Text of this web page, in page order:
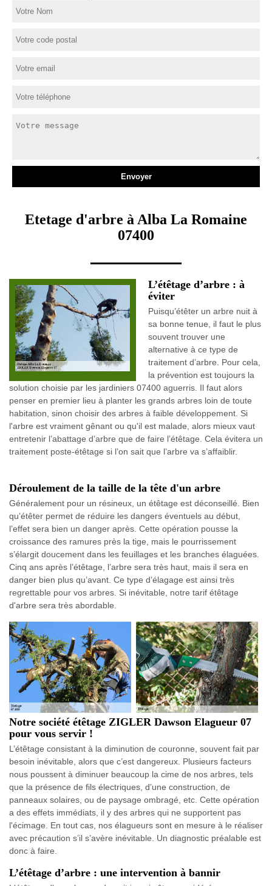
Etetage d'arbre à Alba La Romaine
07400
L’étêtage d’arbre : à
éviter
Puisqu’étêter un arbre nuit à
sa bonne tenue, il faut le plus
souvent trouver une
alternative à ce type de
traitement d’arbre. Pour cela,
la prévention est toujours la
solution choisie par les jardiniers 07400 aguerris. Il faut alors
penser en premier lieu à planter les grands arbres loin de toute
habitation, sinon choisir des arbres à faible développement. Si
l'arbre est vraiment gênant ou qu'il est malade, alors mieux vaut
entretenir l’abattage d’arbre que de faire l’étêtage. Cela évitera un
traitement poste-étêtage si l’on sait que l’arbre va s’affaiblir.
Déroulement de la taille de la tête d'un arbre
Généralement pour un résineux, un étêtage est déconseillé. Bien
qu’étêter permet de réduire les dangers éventuels au début,
l’effet sera bien un danger après. Cette opération pousse la
croissance des ramures près la tige, mais le pourrissement
s’élargit doucement dans les feuillages et les branches élaguées.
Cinq ans après l’étêtage, l’arbre sera très haut, mais il sera en
danger bien plus qu’avant. Ce type d’élagage est ainsi très
regrettable pour vos arbres. Si inévitable, notre tarif étêtage
d'arbre sera très abordable.
Notre société étêtage ZIGLER Dawson Elagueur 07
pour vous servir !
L’étêtage consistant à la diminution de couronne, souvent fait par
besoin inévitable, alors que c’est dangereux. Plusieurs facteurs
nous poussent à diminuer beaucoup la cime de nos arbres, tels
que la présence de fils électriques, d’une construction, de
panneaux solaires, ou de paysage ombragé, etc. Cette opération
a des effets immédiats, il y des arbres qui ne supportent pas
l'écimage. En tout cas, nos élagueurs sont en mesure à le réaliser
avec précaution s’il s’avère inévitable. Un diagnostic préalable est
donc à faire.
L’étêtage d’arbre : une intervention à bannir